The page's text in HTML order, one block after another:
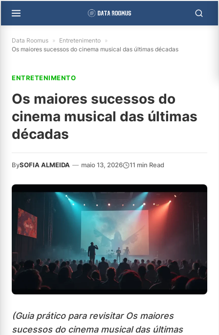
Data Roomus » Entretenimento »
Os maiores sucessos do cinema musical das últimas décadas
ENTRETENIMENTO
Os maiores sucessos do
cinema musical das últimas
décadas
BySOFIA ALMEIDA — maio 13, 2026 11 min Read
(Guia prático para revisitar Os maiores
sucessos do cinema musical das últimas